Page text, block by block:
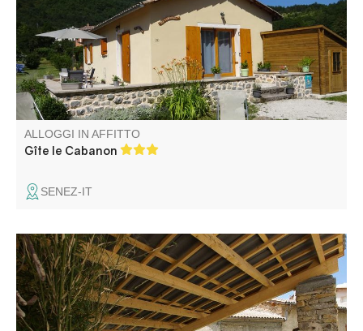
ALLOGGI IN AFFITTO
Gîte le Cabanon
SENEZ-IT
Nel cuore di un borgo della valle dell'Asse, casa
bifamiliare con giardino privato e terrazza.